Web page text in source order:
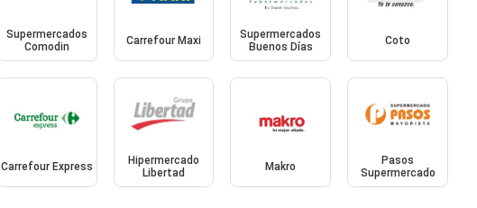
Supermercados
Comodin
Carrefour Maxi
Supermercados
Buenos Días
Coto
Carrefour Express
Hipermercado
Libertad
Makro
Pasos
Supermercado